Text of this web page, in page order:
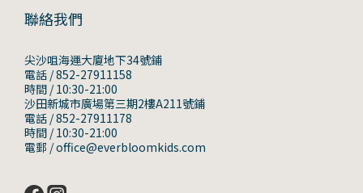
聯絡我們
尖沙咀海運大廈地下34號鋪
電話 / 852-27911158
時間 / 10:30-21:00
沙田新城市廣場第三期2樓A211號鋪
電話 / 852-27911178
時間 / 10:30-21:00
電郵 / office@everbloomkids.com